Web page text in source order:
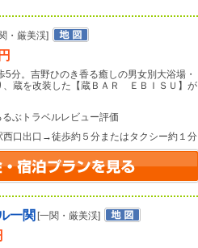
・厳美渓]
5分。吉野ひのき香る癒しの男女別大浴場・
、蔵を改装した【蔵ＢＡＲ ＥＢＩＳＵ】が
るぶトラベルレビュー評価
西口出口→徒歩約５分またはタクシー約１分
一関 [一関・厳美渓]